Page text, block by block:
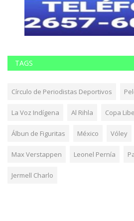
TAGS
Círculo de Periodistas Deportivos
La Voz Indígena Al Rihla Copa
Álbun de Figuritas México Vóley
Max Verstappen Leonel Pernía
Jermell Charlo